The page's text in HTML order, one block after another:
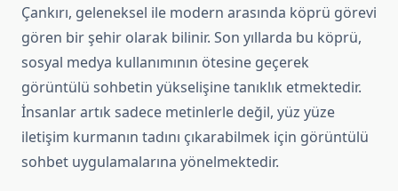
Çankırı, geleneksel ile modern arasında köprü görevi
gören bir şehir olarak bilinir. Son yıllarda bu köprü,
sosyal medya kullanımının ötesine geçerek
görüntülü sohbetin yükselişine tanıklık etmektedir.
İnsanlar artık sadece metinlerle değil, yüz yüze
iletişim kurmanın tadını çıkarabilmek için görüntülü
sohbet uygulamalarına yönelmektedir.